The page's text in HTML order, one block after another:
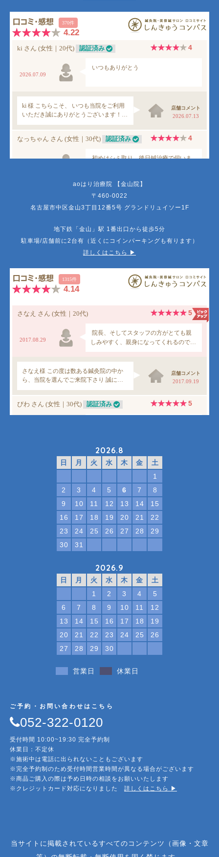
aoはり治療院 【金山院】
〒460-0022
名古屋市中区金山3丁目12番5号 グランドリュイソー1F
地下鉄「金山」駅 1番出口から徒歩5分
駐車場/店舗前に2台有（近くにコインパーキングも有ります）
詳しくはこちら ▶︎
2026.8
日 月 火 水 木 金
土
1
2
3 4 5 6 7
8
9
10 11 12 13 14
15
16
17 18 19 20 21
22
23
24 25 26 27 28
29
30
31
2026.9
日 月 火 水 木 金
土
1
2 3 4
5
6
7 8 9 10 11
12
13
14 15 16 17 18
19
20
21 22 23 24 25
26
27
28 29 30
営業日 休業日
ご予約・お問い合わせはこちら
052-322-0120
受付時間 10:00~19:30 完全予約制
休業日：不定休
※施術中は電話に出られないこともございます
※完全予約制のため受付時間営業時間が異なる場合がございます
※商品ご購入の際は予め日時の相談をお願いいたします
※クレジットカード対応になりました 詳しくはこちら ▶︎
当サイトに掲載されているすべてのコンテンツ（画像・文章